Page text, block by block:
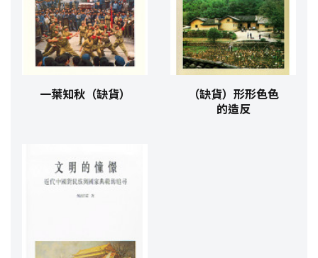
一葉知秋（缺貨）
（缺貨）形形色色
的造反